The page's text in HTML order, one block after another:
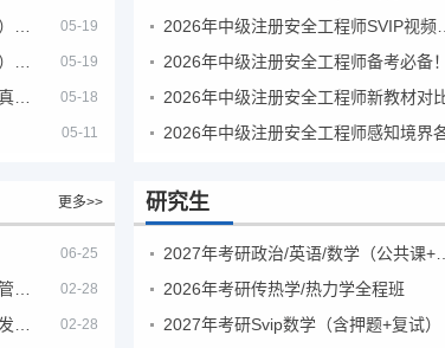
05-19
05-19
05-18
05-11
2026年中级注册安全工程师SVIP视频课程
更多>>
06-25
02-28
02-28
研究生
2027年考研政治/英语/数学（公共课+专业课）
2026年考研传热学/热力学全程班
2027年考研Svip数学（含押题+复试）